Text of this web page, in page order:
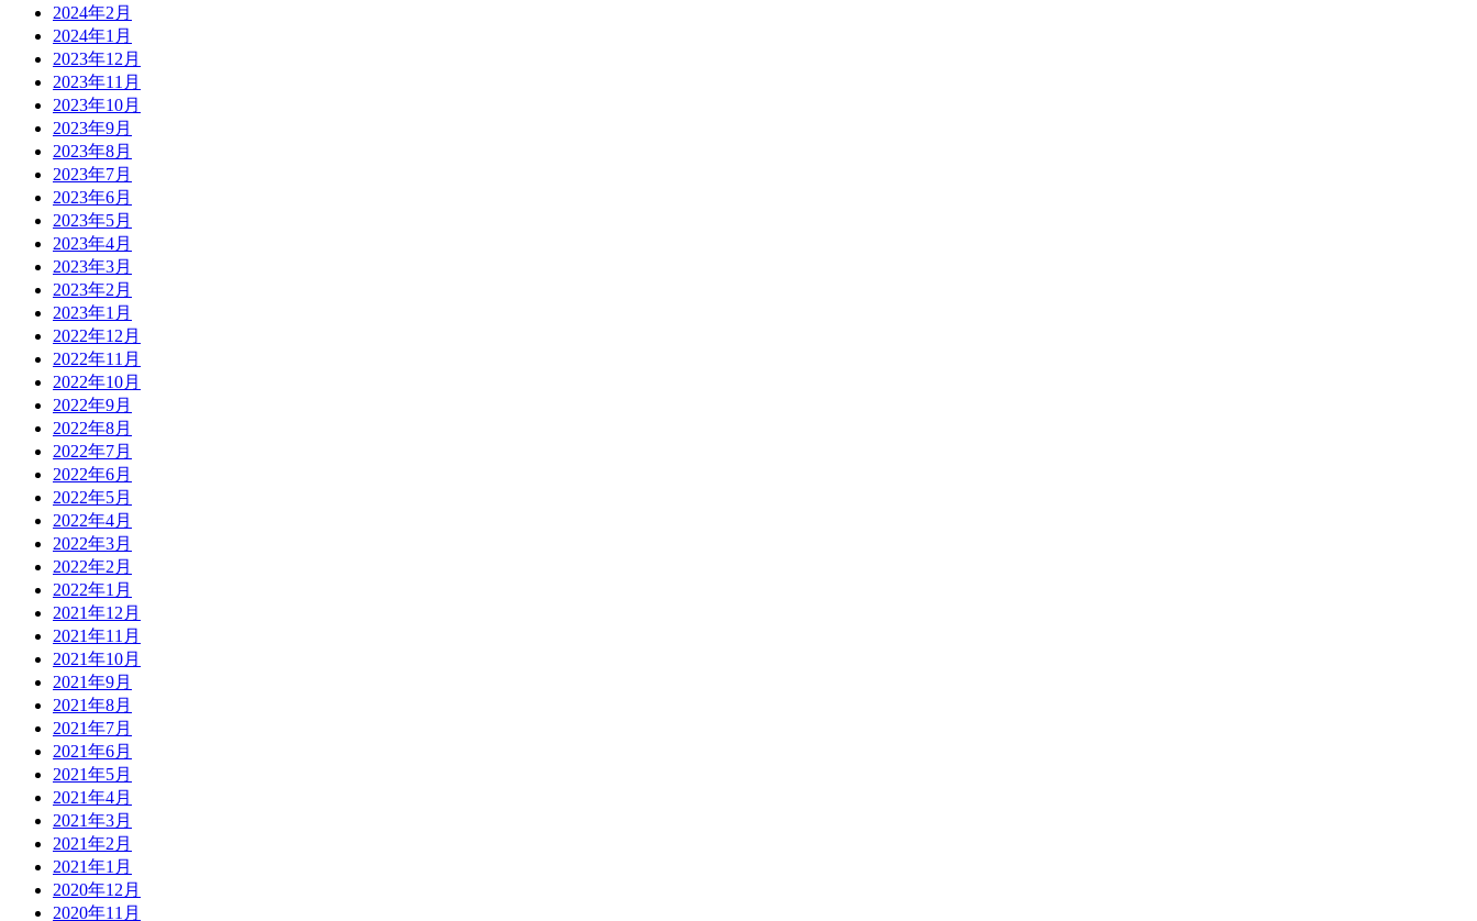
2024年2月
2024年1月
2023年12月
2023年11月
2023年10月
2023年9月
2023年8月
2023年7月
2023年6月
2023年5月
2023年4月
2023年3月
2023年2月
2023年1月
2022年12月
2022年11月
2022年10月
2022年9月
2022年8月
2022年7月
2022年6月
2022年5月
2022年4月
2022年3月
2022年2月
2022年1月
2021年12月
2021年11月
2021年10月
2021年9月
2021年8月
2021年7月
2021年6月
2021年5月
2021年4月
2021年3月
2021年2月
2021年1月
2020年12月
2020年11月